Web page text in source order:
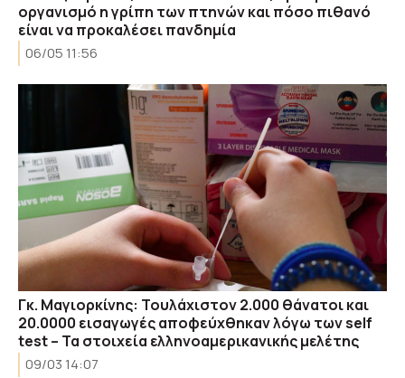
οργανισμό η γρίπη των πτηνών και πόσο πιθανό
είναι να προκαλέσει πανδημία
06/05 11:56
Γκ. Μαγιορκίνης: Τουλάχιστον 2.000 θάνατοι και
20.0000 εισαγωγές αποφεύχθηκαν λόγω των self
test – Τα στοιχεία ελληνοαμερικανικής μελέτης
09/03 14:07